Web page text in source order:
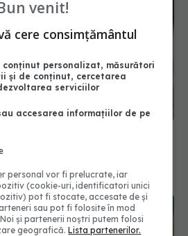
Prof. dr. Victor
venit!
cere consimțământul
personalizat, măsurători
și de conținut, cercetarea
serviciilor
accesarea informațiilor de pe
personal vor fi prelucrate, iar
(cookie-uri, identificatori unici
pot fi stocate, accesate de și
sau pot fi folosite în mod
și partenerii noștri putem folosi
geografică.Lista partenerilor.